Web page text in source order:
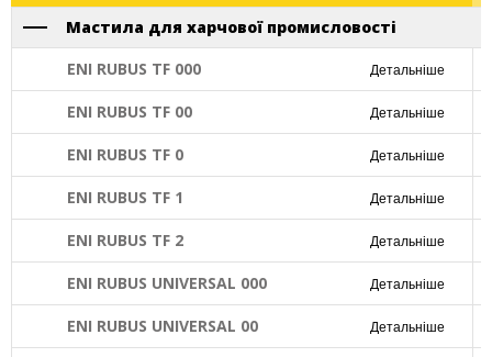
Мастила для харчової промисловості
ENI RUBUS TF 000
Детальніше
ENI RUBUS TF 00 Детальніше
ENI RUBUS TF 0 Детальніше
ENI RUBUS TF 1 Детальніше
ENI RUBUS TF 2 Детальніше
ENI RUBUS UNIVERSAL 000 Детальніше
ENI RUBUS UNIVERSAL 00 Детальніше